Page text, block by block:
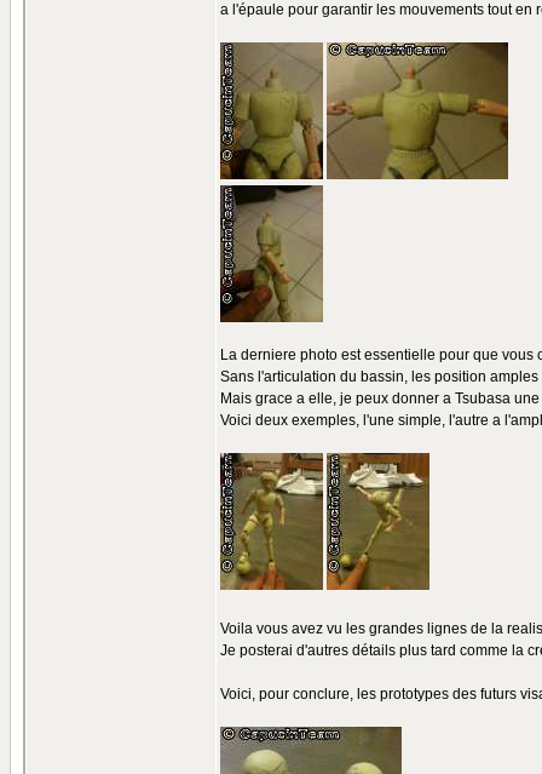
a l'épaule pour garantir les mouvements tout en
La derniere photo est essentielle pour que
Sans l'articulation du bassin, les position
Mais grace a elle, je peux donner a Tsubasa
Voici deux exemples, l'une simple, l'autre a
Voila vous avez vu les grandes lignes de la
Je posterai d'autres détails plus tard comme la
Voici, pour conclure, les prototypes des futurs